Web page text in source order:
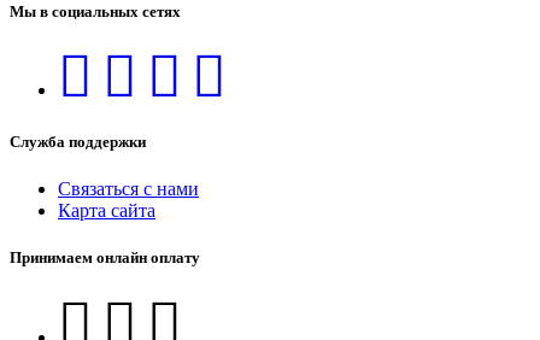
Мы в социальных сетях
Служба поддержки
Связаться с нами
Карта сайта
Принимаем онлайн оплату